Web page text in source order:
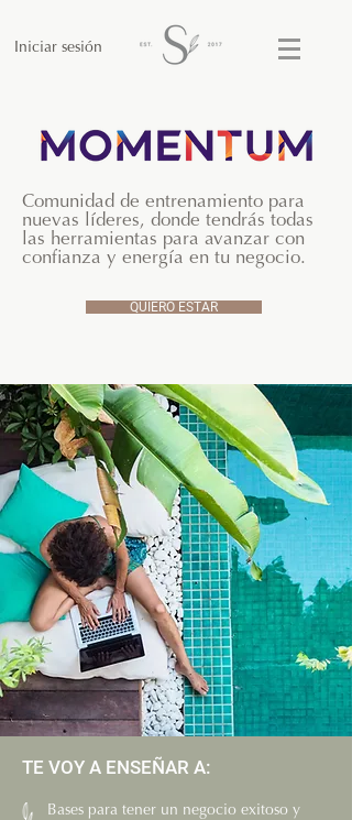
Iniciar sesión
Comunidad de entrenamiento para
nuevas líderes, donde tendrás todas
las herramientas para avanzar con
confianza y energía en tu negocio.
QUIERO ESTAR
TE VOY A ENSEÑAR A:
Bases para tener un negocio exitoso y